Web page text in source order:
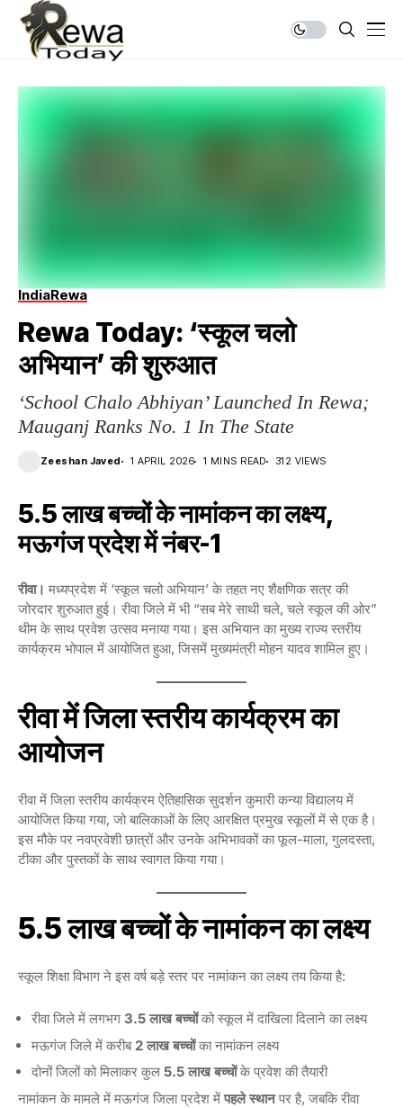
IndiaRewa
Rewa Today: ‘स्कूल चलो
अभियान’ की शुरुआत
‘School Chalo Abhiyan’ Launched In Rewa;
Mauganj Ranks No. 1 In The State
Zeeshan Javed 1 APRIL 2026 1 MINS READ 312 VIEWS
5.5 लाख बच्चों के नामांकन का लक्ष्य,
मऊगंज प्रदेश में नंबर-1
रीवा। मध्यप्रदेश में ‘स्कूल चलो अभियान’ के तहत नए शैक्षणिक सत्र की
जोरदार शुरुआत हुई। रीवा जिले में भी “सब मेरे साथी चले, चले स्कूल की ओर”
थीम के साथ प्रवेश उत्सव मनाया गया। इस अभियान का मुख्य राज्य स्तरीय
कार्यक्रम भोपाल में आयोजित हुआ, जिसमें मुख्यमंत्री मोहन यादव शामिल हुए।
रीवा में जिला स्तरीय कार्यक्रम का
आयोजन
रीवा में जिला स्तरीय कार्यक्रम ऐतिहासिक सुदर्शन कुमारी कन्या विद्यालय में
आयोजित किया गया, जो बालिकाओं के लिए आरक्षित प्रमुख स्कूलों में से एक है।
इस मौके पर नवप्रवेशी छात्रों और उनके अभिभावकों का फूल-माला, गुलदस्ता,
टीका और पुस्तकों के साथ स्वागत किया गया।
5.5 लाख बच्चों के नामांकन का लक्ष्य
स्कूल शिक्षा विभाग ने इस वर्ष बड़े स्तर पर नामांकन का लक्ष्य तय किया है:
रीवा जिले में लगभग 3.5 लाख बच्चोंको स्कूल में दाखिला दिलाने का लक्ष्य
मऊगंज जिले में करीब 2 लाख बच्चोंका नामांकन लक्ष्य
दोनों जिलों को मिलाकर कुल 5.5 लाख बच्चोंके प्रवेश की तैयारी
नामांकन के मामले में मऊगंज जिला प्रदेश में पहले स्थानपर है, जबकि रीवा